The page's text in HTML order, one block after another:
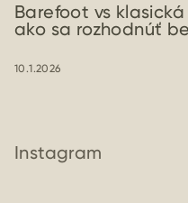
Barefoot vs
ako sa rozhodnúť
10.1.2026
Instagram